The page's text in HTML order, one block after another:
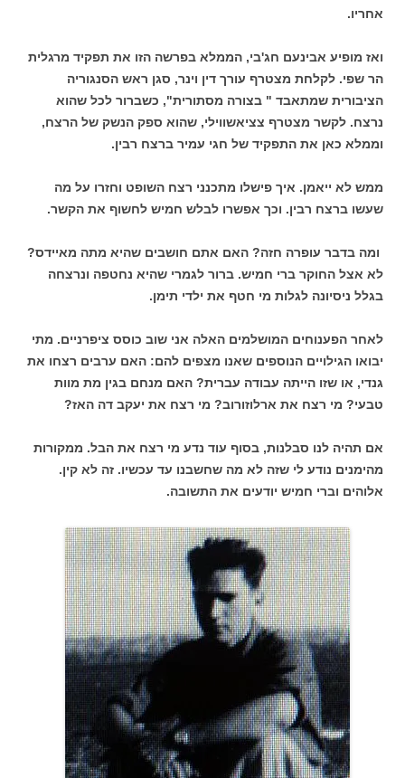
אחריו.
ואז מופיע אבינעם חג'בי, הממלא בפרשה הזו את תפקיד מרגלית
הר שפי. לקלחת מצטרף עורך דין וינר, סגן ראש הסנגוריה
הציבורית שמתאבד " בצורה מסתורית", כשברור לכל שהוא
נרצח. לקשר מצטרף צציאשווילי, שהוא ספק הנשק של הרצח,
וממלא כאן את התפקיד של חגי עמיר ברצח רבין.
ממש לא ייאמן. איך פישלו מתכנני רצח השופט וחזרו על מה
שעשו ברצח רבין. וכך אפשרו לבלש חמיש לחשוף את הקשר.
ומה בדבר עופרה חזה? האם אתם חושבים שהיא מתה מאיידס?
לא אצל החוקר ברי חמיש. ברור לגמרי שהיא נחטפה ונרצחה
בגלל ניסיונה לגלות מי חטף את ילדי תימן.
לאחר הפענוחים המושלמים האלה אני שוב כוסס ציפרניים. מתי
יבואו הגילויים הנוספים שאנו מצפים להם: האם ערבים רצחו את
גנדי, או שזו הייתה עבודה עברית? האם מנחם בגין מת מוות
טבעי? מי רצח את ארלוזורוב? מי רצח את יעקב דה האז?
אם תהיה לנו סבלנות, בסוף עוד נדע מי רצח את הבל. ממקורות
מהימנים נודע לי שזה לא מה שחשבנו עד עכשיו. זה לא קין.
אלוהים וברי חמיש יודעים את התשובה.